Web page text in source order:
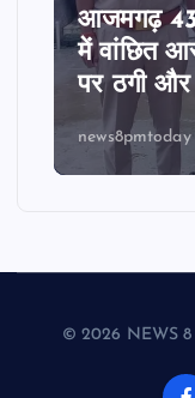
आजमगढ़ 43
में वांछित
पर ठगी
news8pmtoday
© 2026 NEWS 8